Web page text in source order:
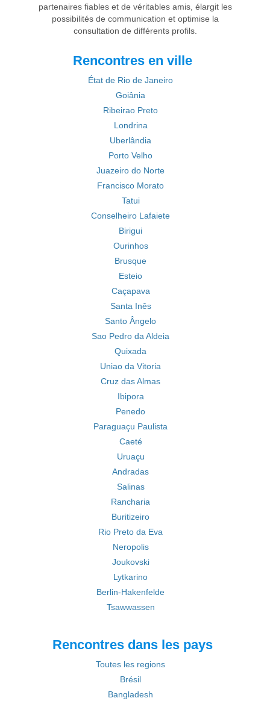
partenaires fiables et de véritables amis, élargit les
possibilités de communication et optimise la
consultation de différents profils.
Rencontres en ville
État de Rio de Janeiro
Goiânia
Ribeirao Preto
Londrina
Uberlândia
Porto Velho
Juazeiro do Norte
Francisco Morato
Tatui
Conselheiro Lafaiete
Birigui
Ourinhos
Brusque
Esteio
Caçapava
Santa Inês
Santo Ângelo
Sao Pedro da Aldeia
Quixada
Uniao da Vitoria
Cruz das Almas
Ibipora
Penedo
Paraguaçu Paulista
Caeté
Uruaçu
Andradas
Salinas
Rancharia
Buritizeiro
Rio Preto da Eva
Neropolis
Joukovski
Lytkarino
Berlin-Hakenfelde
Tsawwassen
Rencontres dans les pays
Toutes les regions
Brésil
Bangladesh